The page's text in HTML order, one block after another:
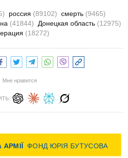
россия (89102) смерть (9465)
(41844) Донецкая область (12975)
(18272)
Мне нравится